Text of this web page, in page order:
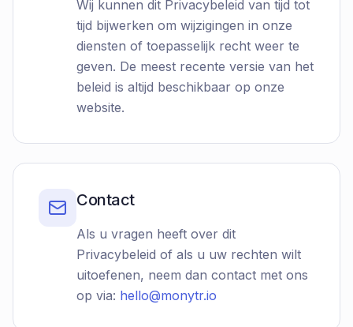
Wij kunnen dit Privacybeleid van tijd tot
tijd bijwerken om wijzigingen in onze
diensten of toepasselijk recht weer te
geven. De meest recente versie van het
beleid is altijd beschikbaar op onze
website.
Contact
Als u vragen heeft over dit
Privacybeleid of als u uw rechten wilt
uitoefenen, neem dan contact met ons
op via: hello@monytr.io